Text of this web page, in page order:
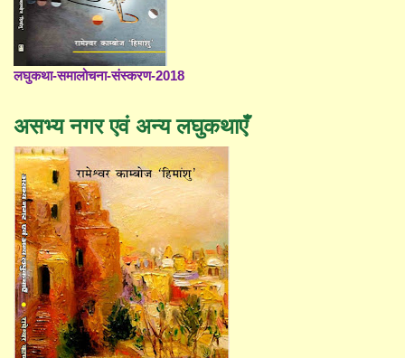
लघुकथा-समालोचना-संस्करण-2018
असभ्य नगर एवं अन्य लघुकथाएँ